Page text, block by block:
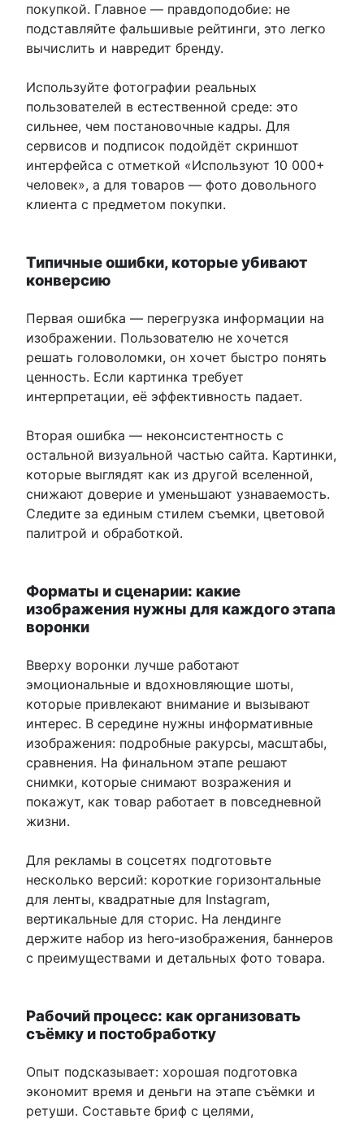
покупкой. Главное — правдоподобие: не
подставляйте фальшивые рейтинги, это легко
вычислить и навредит бренду.
Используйте фотографии реальных
пользователей в естественной среде: это
сильнее, чем постановочные кадры. Для
сервисов и подписок подойдёт скриншот
интерфейса с отметкой «Используют 10 000+
человек», а для товаров — фото довольного
клиента с предметом покупки.
Типичные ошибки, которые убивают
конверсию
Первая ошибка — перегрузка информации на
изображении. Пользователю не хочется
решать головоломки, он хочет быстро понять
ценность. Если картинка требует
интерпретации, её эффективность падает.
Вторая ошибка — неконсистентность с
остальной визуальной частью сайта. Картинки,
которые выглядят как из другой вселенной,
снижают доверие и уменьшают узнаваемость.
Следите за единым стилем съемки, цветовой
палитрой и обработкой.
Форматы и сценарии: какие
изображения нужны для каждого этапа
воронки
Вверху воронки лучше работают
эмоциональные и вдохновляющие шоты,
которые привлекают внимание и вызывают
интерес. В середине нужны информативные
изображения: подробные ракурсы, масштабы,
сравнения. На финальном этапе решают
снимки, которые снимают возражения и
покажут, как товар работает в повседневной
жизни.
Для рекламы в соцсетях подготовьте
несколько версий: короткие горизонтальные
для ленты, квадратные для Instagram,
вертикальные для сторис. На лендинге
держите набор из hero‑изображения, баннеров
с преимуществами и детальных фото товара.
Рабочий процесс: как организовать
съёмку и постобработку
Опыт подсказывает: хорошая подготовка
экономит время и деньги на этапе съёмки и
ретуши. Составьте бриф с целями,